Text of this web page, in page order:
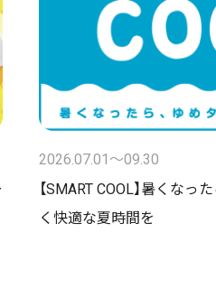
2026.07.01〜09.30
【SMART COOL】暑くなっ
く快適な夏時間を